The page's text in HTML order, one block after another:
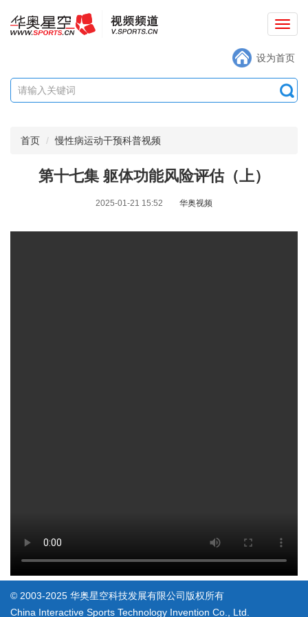
设为首页
切
导
航
首页 慢性病运动干预科普视频
第十七集 躯体功能风险评估（上）
2025-01-21 15:52 华奥视频
© 2003-2025 华奥星空科技发展有限公司版权所有
China Interactive Sports Technology Invention Co., Ltd.